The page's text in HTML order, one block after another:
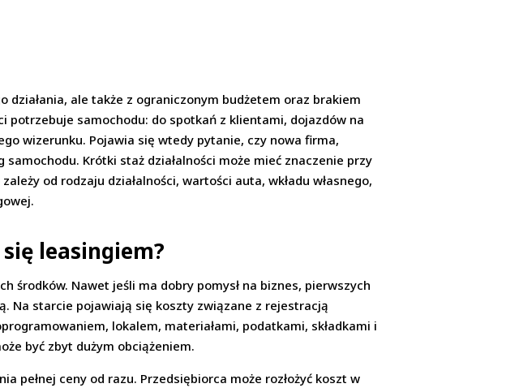
działania, ale także z ograniczonym budżetem oraz brakiem
potrzebuje samochodu: do spotkań z klientami, dojazdów na
wizerunku. Pojawia się wtedy pytanie, czy nowa firma,
Krótki staż działalności może mieć znaczenie przy
od rodzaju działalności, wartości auta, wkładu własnego,
leasingiem?
środków. Nawet jeśli ma dobry pomysł na biznes, pierwszych
Na starcie pojawiają się koszty związane z rejestracją
lokalem, materiałami, podatkami, składkami i
być zbyt dużym obciążeniem.
pełnej ceny od razu. Przedsiębiorca może rozłożyć koszt w